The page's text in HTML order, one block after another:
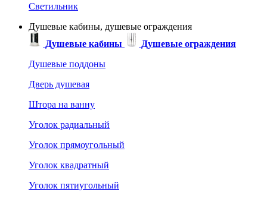
Светильник
Душевые кабины, душевые ограждения
Душевые кабины
Душевые ограждения
Душевые поддоны
Дверь душевая
Штора на ванну
Уголок радиальный
Уголок прямоугольный
Уголок квадратный
Уголок пятиугольный